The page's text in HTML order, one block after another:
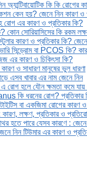
অ্যান্টিবায়োটিক কি কি রোগের
কেন হয়? জেনে নিন কারণ ও
রোগ এর কারণ ও প্রতিকার কি?
কোন সোরিয়াসিসের কি রকম
কারণ ও প্রতিকার কি?
সিন্ড্রোম বা PCOS কি?
এর কারণ ও চিকিৎসা কি?
ও সাধারণ মানুষের ভুল ধারণা
এসব খাবার এর নাম জেনে নিন
এ রোগ হলে যৌন ক্ষমতা কমে
কি ধরনের রোগ? প্রতিকার
বা একজিমা রোগের কারণ
কারণ, লক্ষণ, প্রতিকার ও
হতে পারে যেসব কারণে :
নিন টিউমার এর কারণ ও